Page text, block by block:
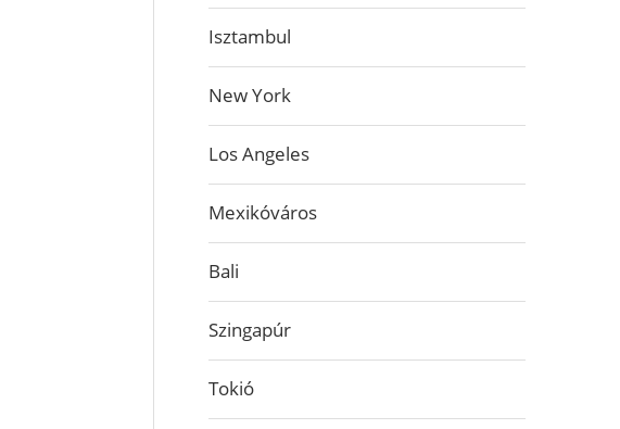
Isztambul
New York
Los Angeles
Mexikóváros
Bali
Szingapúr
Tokió